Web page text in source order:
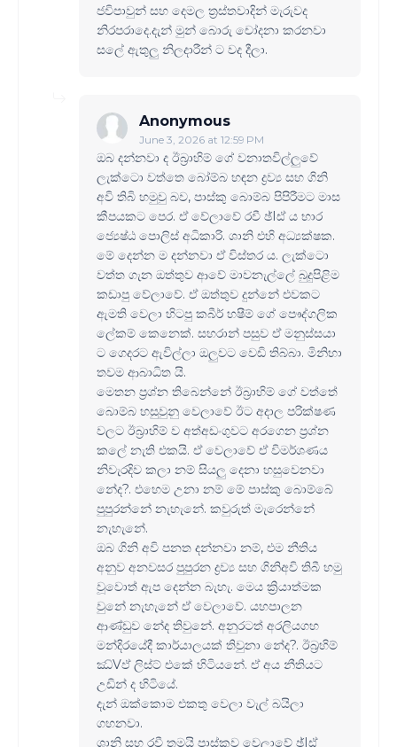
ජවිපාවුන් සහ දෙමල ත්‍රස්තවාදින් මැරුවද
නිරපරාදෙ.දැන් මුන් බොරු චෝදනා කරනවා
සලේ ඇතුලු නිලදාරීන් ට වද දීලා.
Anonymous
June 3, 2026 at 12:59 PM
ඔබ දන්නවා ද ඊබ්‍රාහිම් ගේ වනාතවිල්ලුවේ
ලැක්ටො වත්තෙ බෝම්බ හඳන ද්‍රව්‍ය සහ ගිනි
අවි තිබි හමුවු බව, පාස්කු බොම්බ පිපිරීමට මාස
කීපයකට පෙර. ඒ වේලාවේ රවී ඡ්Iඪ් ය භාර
ජ්‍යෙෂ්ඨ පොලිස් අධිකාරි. ශානි එහි අධ්‍යක්ෂක.
මේ දෙන්න ම දන්නවා ඒ විස්තර ය. ලැක්ටො
වත්ත ගැන ඔත්තුව ආවේ මාවනැල්ලේ බුදුපිළිම
කඩාපු වේලාවේ. ඒ ඔත්තුව දුන්නේ එවකට
ඇමති වෙලා හිටපු කබීර් හෂීම් ගේ පෞද්ගලික
ලේකම් කෙනෙක්. සහරාන් පසුව ඒ මනුස්සයා
ට ගෙදරට ඇවිල්ලා ඔලුවට වෙඩි තිබ්බා. මිනිහා
තවම ආබාධිත යි.
මෙතන ප්‍රශ්න තිබෙන්නේ ඊබ්‍රාහිම් ගේ වත්තේ
බොම්බ හසුවුනු වෙලාවේ ඊට අදාල පරික්ෂණ
වලට ඊබ්‍රාහිම් ව අත්අඩංගුවට අරගෙන ප්‍රශ්න
කලේ නැති එකයි. ඒ වෙලාවේ ඒ විමර්ශණය
නිවැරදිව කලා නම් සියලු දෙනා හසුවෙනවා
නේද?. එහෙම උනා නම් මේ පාස්කු බොම්බේ
පුපුරන්නේ නැහැනේ. කවුරුත් මැරෙන්නේ
නැහැනේ.
ඔබ ගිනි අවි පනත දන්නවා නම්, එම නීතිය
අනුව අනවසර පුපුරන ද්‍රව්‍ය සහ ගිනිඅවි තිබී හමු
වූවොත් ඇප දෙන්න බැහැ. මෙය ක්‍රියාත්මක
වුනේ නැහැනේ ඒ වෙලාවේ. යහපාලන
ආණ්ඩුව නේද තිවුනේ. අනුරටත් අරලියගහ
මන්දිරයේදී කාර්යාලයක් තිවුනා නේද?. ඊබ්‍රහිම්
ඣ්Vඵ් ලිස්ට් එකේ හිටියනේ. ඒ අය නීතියට
උඩින් ද හිටියේ.
දැන් ඔක්කොම එකතු වෙලා වැල් බයිලා
ගහනවා.
ශානි සහ රවී තමයි පාස්කුව වෙලාවේ ඡ්Iඪ්